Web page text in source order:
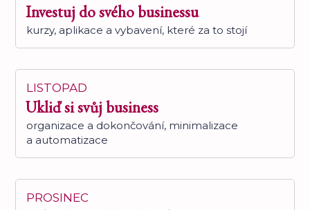
Investuj do svého businessu
kurzy, aplikace a vybavení, které za to stojí
LISTOPAD
Ukliď si svůj business
organizace a dokončování, minimalizace
a automatizace
PROSINEC